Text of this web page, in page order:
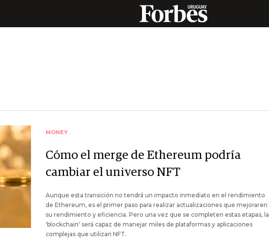
MONEY
Cómo el merge de Ethereum podría
cambiar el universo NFT
Aunque esta transición no tendrá un impacto inmediato en el rendimiento
de Ethereum, es el primer paso para realizar actualizaciones que mejoraren
su rendimiento y eficiencia. Pero una vez que se completen estas etapas, la
'blockchain' será capaz de manejar miles de plataformas y aplicaciones
complejas que utilizan NFT.